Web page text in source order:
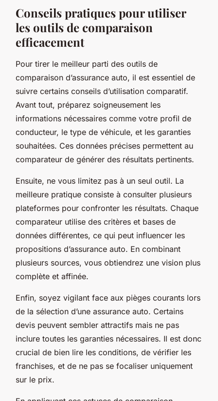
Conseils pratiques pour utiliser
les outils de comparaison
efficacement
Pour tirer le meilleur parti des outils de
comparaison d’assurance auto, il est essentiel de
suivre certains conseils d’utilisation comparatif.
Avant tout, préparez soigneusement les
informations nécessaires comme votre profil de
conducteur, le type de véhicule, et les garanties
souhaitées. Ces données précises permettent au
comparateur de générer des résultats pertinents.
Ensuite, ne vous limitez pas à un seul outil. La
meilleure pratique consiste à consulter plusieurs
plateformes pour confronter les résultats. Chaque
comparateur utilise des critères et bases de
données différentes, ce qui peut influencer les
propositions d’assurance auto. En combinant
plusieurs sources, vous obtiendrez une vision plus
complète et affinée.
Enfin, soyez vigilant face aux pièges courants lors
de la sélection d’une assurance auto. Certains
devis peuvent sembler attractifs mais ne pas
inclure toutes les garanties nécessaires. Il est donc
crucial de bien lire les conditions, de vérifier les
franchises, et de ne pas se focaliser uniquement
sur le prix.